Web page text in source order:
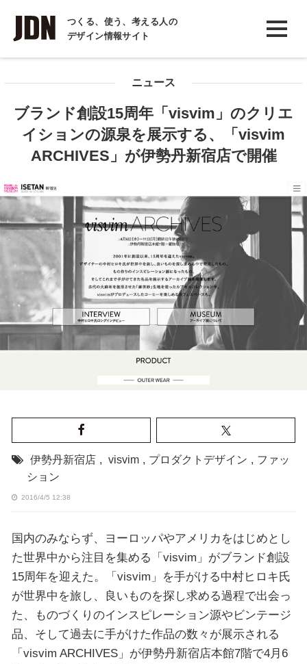
つくる、使う、考える人の
デザイン情報サイト
INTERVIEW
インタビュー
COLUMN
コラム
ニュース
ブランド創設15周年「visvim」のクリエ
イションの源泉を展示する、「visvim
ARCHIVES」が伊勢丹新宿店で開催
伊勢丹新宿店 , visvim , プロダクトデザイン , ファッ
ション
2016/4/5 12:38
国内のみならず、ヨーロッパやアメリカをはじめとし
た世界中から注目を集める「visvim」がブランド創設
15周年を迎えた。「visvim」を手がける中村ヒロキ氏
が世界中を旅し、良いものを探し求める過程で出会っ
た、ものづくりのインスピレーション源やビンテージ
品、そして過去に手がけた作品の数々が展示される
「visvim ARCHIVES」が伊勢丹新宿店本館7階で4月6